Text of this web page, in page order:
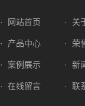
· 网站首页 · 关
· 产品中心 · 荣
· 案例展示 · 新
· 在线留言 · 联